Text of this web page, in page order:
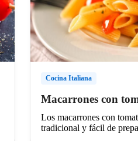
Cocina Italiana
Macarrones con
Los macarrones con
tradicional y fácil de